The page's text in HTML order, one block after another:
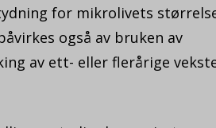
for mikrolivets
også av bruken av
av ett- eller flerårige